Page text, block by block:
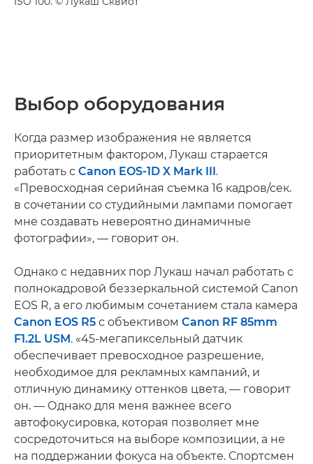
Выбор оборудования
Когда размер изображения не является
приоритетным фактором, Лукаш старается
работать с Canon EOS-1D X Mark III .
«Превосходная серийная съемка 16 кадров/сек.
в сочетании со студийными лампами помогает
мне создавать невероятно динамичные
фотографии», — говорит он.
Однако с недавних пор Лукаш начал работать с
полнокадровой беззеркальной системой Canon
EOS R, а его любимым сочетанием стала камера
Canon EOS R5 с объективом Canon RF 85mm
F1.2L USM . «45-мегапиксельный датчик
обеспечивает превосходное разрешение,
необходимое для рекламных кампаний, и
отличную динамику оттенков цвета, — говорит
он. — Однако для меня важнее всего
автофокусировка, которая позволяет мне
сосредоточиться на выборе композиции, а не
на поддержании фокуса на объекте. Спортсмен